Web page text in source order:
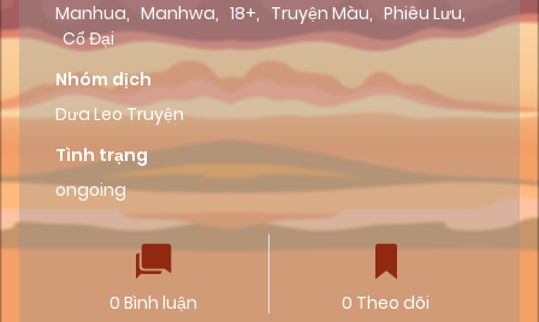
Manhua, Manhwa, 18+, Truyện Màu, Phiêu Lưu,
Cổ Đại
Nhóm dịch
Dưa Leo Truyện
Tình trạng
ongoing
0 Bình luận 0 Theo dõi